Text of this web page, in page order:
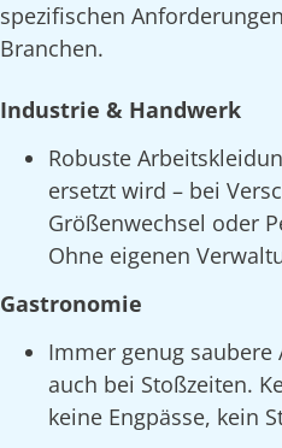
spezifischen
Branchen.
Industrie & Handwerk
Robuste
ersetzt wird – bei
Größenwechsel oder
Ohne eigenen
Gastronomie
Immer genug saubere
auch bei Stoßzeiten.
keine Engpässe, kein